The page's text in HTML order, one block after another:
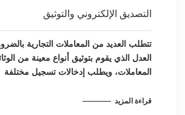
التصديق الإلكتروني والتوثيق
تتطلب العديد من المعاملات التجارية
العدل الذي يقوم بتوثيق أنواع معينة من
المعاملات، ويطلب إدخالات تسجيل مختلفة
قراءة المزيد